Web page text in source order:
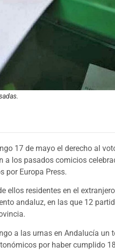
17 de mayo el derecho al
a los pasados comicios
por Europa Press.
ellos residentes en el
andaluz, en las que 12
a las urnas en Andalucía un
por haber cumplido